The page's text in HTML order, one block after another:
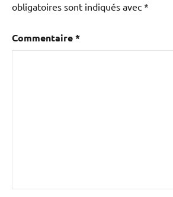
obligatoires sont indiqués avec *
Commentaire*